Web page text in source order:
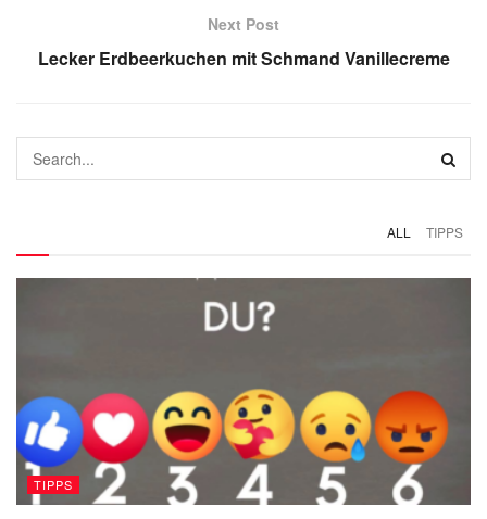
Next Post
Lecker Erdbeerkuchen mit Schmand Vanillecreme
ALL TIPPS
TIPPS